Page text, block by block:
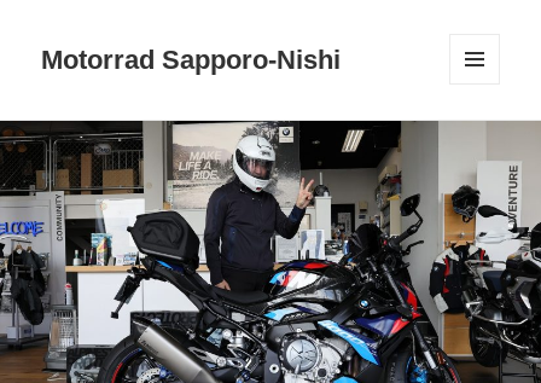
Motorrad Sapporo-Nishi
ーとウ
ット